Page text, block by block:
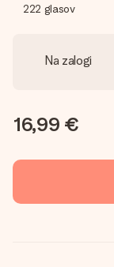
222 glasov
Na zalogi
16,99 €